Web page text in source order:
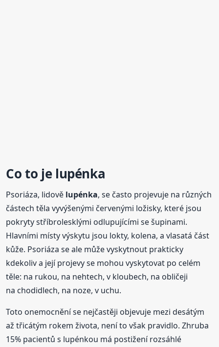
Co to je lupénka
Psoriáza, lidově lupénka, se často projevuje na různých
částech těla vyvýšenými červenými ložisky, které jsou
pokryty stříbrolesklými odlupujícími se šupinami.
Hlavními místy výskytu jsou lokty, kolena, a vlasatá část
kůže. Psoriáza se ale může vyskytnout prakticky
kdekoliv a její projevy se mohou vyskytovat po celém
těle: na rukou, na nehtech, v kloubech, na obličeji
na chodidlech, na noze, v uchu.
Toto onemocnění se nejčastěji objevuje mezi desátým
až třicátým rokem života, není to však pravidlo. Zhruba
15% pacientů s lupénkou má postižení rozsáhlé